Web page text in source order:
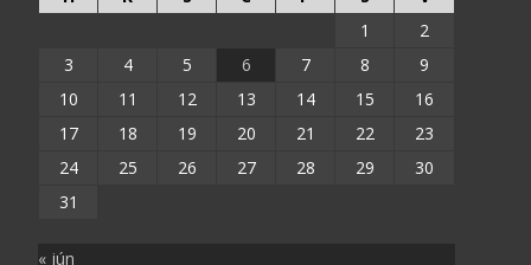
1
2
3
4 5 6 7 8
9
10
11 12 13 14 15
16
17
18 19 20 21 22
23
24
25 26 27 28 29
30
31
« jún